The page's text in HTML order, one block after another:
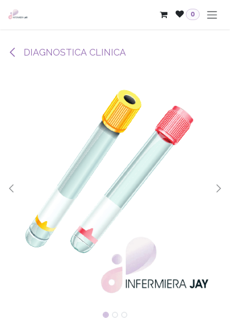
Passa al contenuto
0
DIAGNOSTICA CLINICA